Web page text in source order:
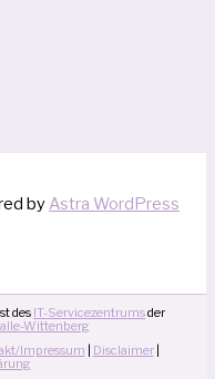
by Astra WordPress
des IT-Servicezentrumsder
Wittenberg
Impressum Disclaimer|